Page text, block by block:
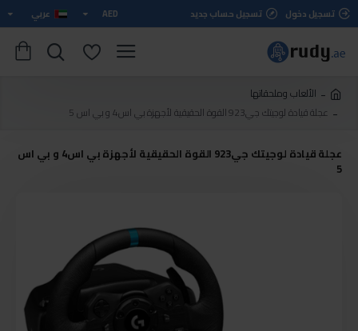
تسجيل دخول تسجيل حساب جديد AED عربي
الألعاب وملحقاتها
عجلة قيادة لوجيتك جي923 القوة الحقيقية لأجهزة بي اس4 و بي اس 5
عجلة قيادة لوجيتك جي923 القوة الحقيقية لأجهزة بي اس4 و بي اس
5